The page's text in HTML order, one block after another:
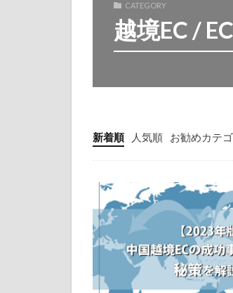
CATEGORY
越境EC /
新着順 人気順
お勧めカテゴ
Shopify /